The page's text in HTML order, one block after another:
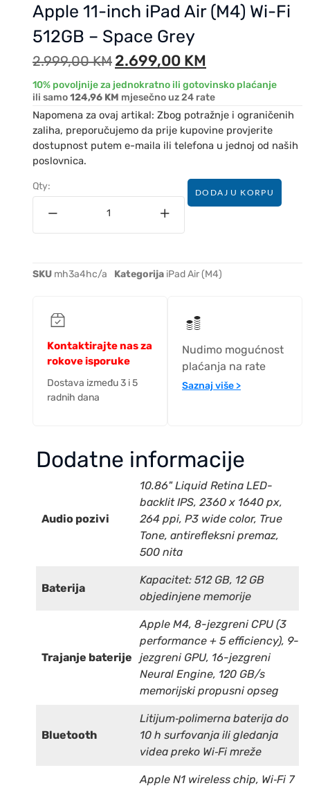
Apple 11-inch iPad Air (M4) Wi-Fi
512GB – Space Grey
2.999,00KM 2.699,00 KM
10% povoljnije za jednokratno ili gotovinsko plaćanje
ili samo124,96 KM mjesečno uz 24 rate
Napomena za ovaj artikal: Zbog potražnje i ograničenih
zaliha, preporučujemo da prije kupovine provjerite
dostupnost putem e-maila ili telefona u jednoj od naših
poslovnica.
Qty:
DODAJ U KORPU
SKU mh3a4hc/a Kategorija iPad Air (M4)
Kontaktirajte nas za
rokove isporuke
Dostava između 3 i 5
radnih dana
Nudimo mogućnost
plaćanja na rate
Saznaj više >
Dodatne informacije
Audio pozivi
10.86" Liquid Retina LED-
backlit IPS, 2360 x 1640 px,
264 ppi, P3 wide color, True
Tone, antirefleksni premaz,
500 nita
Baterija
Kapacitet: 512 GB, 12 GB
objedinjene memorije
Trajanje baterije
Apple M4, 8-jezgreni CPU (3
performance + 5 efficiency), 9-
jezgreni GPU, 16-jezgreni
Neural Engine, 120 GB/s
memorijski propusni opseg
Bluetooth
Litijum‑polimerna baterija do
10 h surfovanja ili gledanja
videa preko Wi‑Fi mreže
Apple N1 wireless chip, Wi‑Fi 7